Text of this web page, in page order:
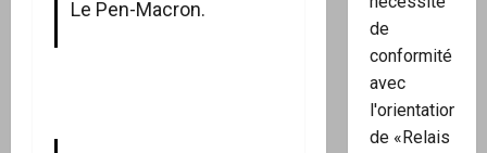
Le Pen-Macron.
de
conformité
avec
l'orientation
de «Relais